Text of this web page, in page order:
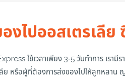
งไปออสเตรเลีย
ใช้เวลาเพียง 3-5 วันทำการ เรา
ย หรือผู้ที่ต้องการส่งของไปให้ลูกหลา